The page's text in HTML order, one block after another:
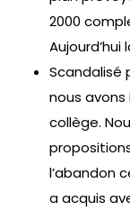
2000
Aujourd’hui
Scandalisé
nous avons
collège.
l’abandon
a acquis